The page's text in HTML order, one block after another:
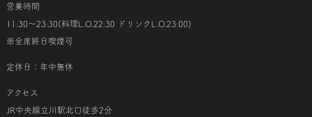
営業時間
11:30～23:30(料理L.O.22:30 ドリンクL.O.23:00)
※全席終日喫煙可
定休日：年中無休
アクセス
JR中央線立川駅北口徒歩2分